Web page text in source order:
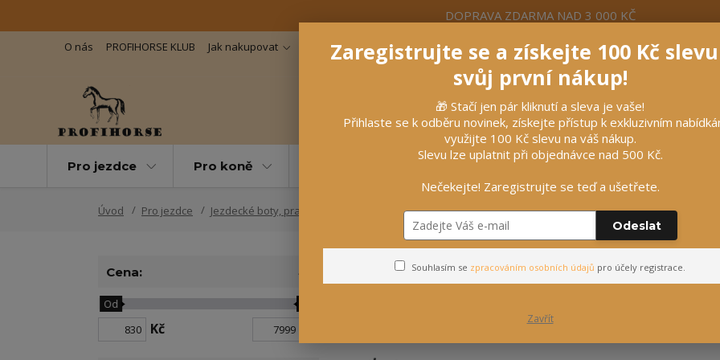
DOPRAVA ZDARMA NAD 3 000 KČ
O nás PROFIHORSE KLUB Jak nakupovat Důležité informace Více Nevíte si rady? Zavolejte. +420
Pro jezdce Pro koně Vybavení stájí
Úvod Pro jezdce Jezdecké boty, pracovní boty Vysoké boty
Vysoké boty
Cena:
Kč
Od
Zaregistrujte se a získejte 100 Kč
svůj první nákup!
🎁 Stačí jen pár kliknutí a sleva je vaše!
Přihlaste se k odběru novinek, získejte přístup k exkluzivním
využijte 100 Kč slevu na váš nákup.
Slevu lze uplatnit při objednávce nad 500 Kč.
Nečekejte! Zaregistrujte se teď a ušetřete.
Odeslat
Souhlasím se zpracováním osobních údajů pro účely registrace.
Zavřít